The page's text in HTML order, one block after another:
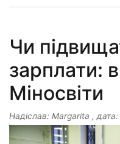
Чи
зарплати:
Міносвіти
Надіслав: Margarita , дата: